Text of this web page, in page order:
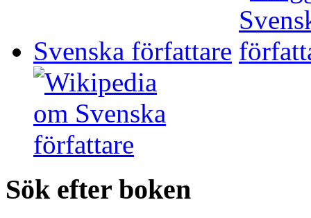
Svenska författare
Sök efter boken